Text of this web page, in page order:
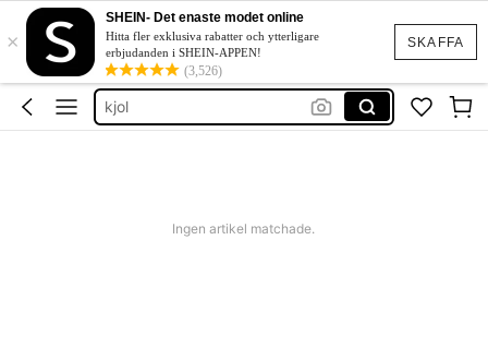
SKAFFA
×
SHEIN- Det enaste modet online
Hitta fler exklusiva rabatter och ytterligare
erbjudanden i SHEIN-APPEN!
(3,526)
bikini
fest klänning
kjol
festklänning
Ingen artikel matchade.